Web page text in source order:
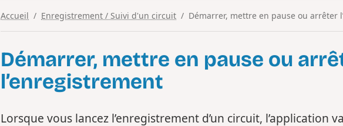
Accueil Enregistrement / Suivi d'un circuit Démarrer, mettre en pause ou arrêter
Démarrer, mettre en pause ou
l’enregistrement
Lorsque vous lancez l’enregistrement d’un circuit, l’application